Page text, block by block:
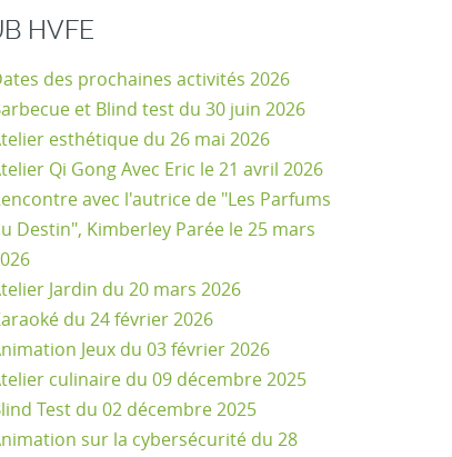
HVFE
des prochaines activités 2026
et Blind test du 30 juin 2026
esthétique du 26 mai 2026
Qi Gong Avec Eric le 21 avril 2026
avec l'autrice de "Les Parfums
Destin", Kimberley Parée le 25 mars
Jardin du 20 mars 2026
du 24 février 2026
Jeux du 03 février 2026
culinaire du 09 décembre 2025
Test du 02 décembre 2025
sur la cybersécurité du 28